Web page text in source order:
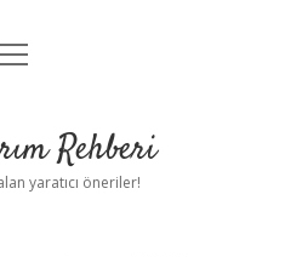
Uyarı
menüyü
Rehberi
yaratıcı öneriler!